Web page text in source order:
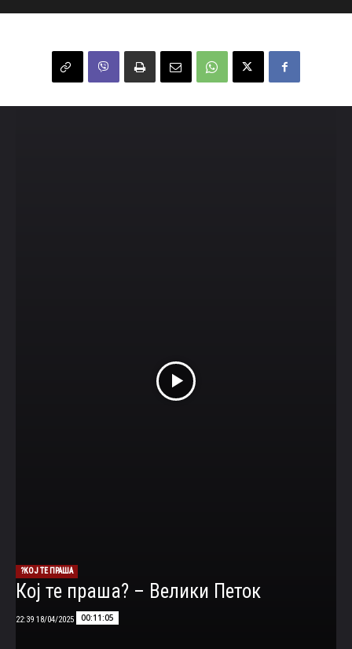
КОЈ ТЕ ПРАША?
Кој те праша? – Велики Петок
00:11:05
18/04/2025 22:39